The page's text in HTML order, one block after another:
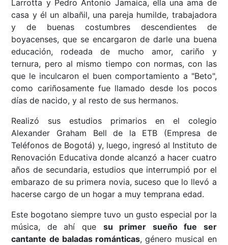
Larrotta y Pedro Antonio Jamaica, ella una ama de
casa y él un albañil, una pareja humilde, trabajadora
y de buenas costumbres descendientes de
boyacenses, que se encargaron de darle una buena
educación, rodeada de mucho amor, cariño y
ternura, pero al mismo tiempo con normas, con las
que le inculcaron el buen comportamiento a "Beto",
como cariñosamente fue llamado desde los pocos
días de nacido, y al resto de sus hermanos.
Realizó sus estudios primarios en el colegio
Alexander Graham Bell de la ETB (Empresa de
Teléfonos de Bogotá) y, luego, ingresó al Instituto de
Renovación Educativa donde alcanzó a hacer cuatro
años de secundaria, estudios que interrumpió por el
embarazo de su primera novia, suceso que lo llevó a
hacerse cargo de un hogar a muy temprana edad.
Este bogotano siempre tuvo un gusto especial por la
música, de ahí que su primer sueño fue ser
cantante de baladas románticas, género musical en